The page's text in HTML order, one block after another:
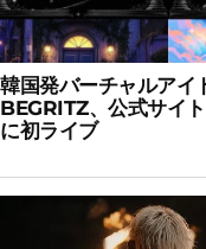
韓国発バーチャルアイ
BEGRITZ、公式サイ
に初ライブ